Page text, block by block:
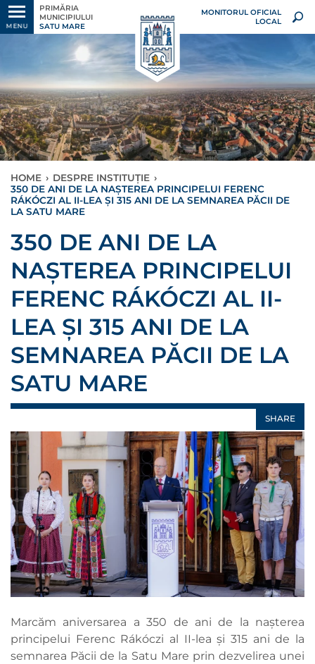
MENU
PRIMĂRIA
MUNICIPIULUI
SATU MARE
MONITORUL OFICIAL
LOCAL
HOME › DESPRE INSTITUȚIE ›
350 DE ANI DE LA NAȘTEREA PRINCIPELUI FERENC
RÁKÓCZI AL II-LEA ȘI 315 ANI DE LA SEMNAREA PĂCII DE
LA SATU MARE
350 DE ANI DE LA
NAȘTEREA PRINCIPELUI
FERENC RÁKÓCZI AL II-
LEA ȘI 315 ANI DE LA
SEMNAREA PĂCII DE LA
SATU MARE
SHARE
Marcăm aniversarea a 350 de ani de la nașterea
principelui Ferenc Rákóczi al II-lea și 315 ani de la
semnarea Păcii de la Satu Mare prin dezvelirea unei